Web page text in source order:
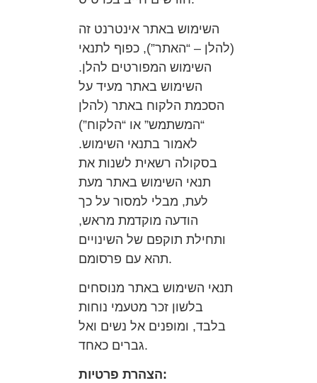
השימוש באתר אינטרנט זה
(להלן – “האתר”), כפוף לתנאי
השימוש המפורטים להלן.
השימוש באתר מעיד על
הסכמת הלקוח באתר (להלן
“המשתמש” או “הלקוח”)
לאמור בתנאי השימוש.
בסקולה רשאית לשנות את
תנאי השימוש באתר מעת
לעת, מבלי למסור על כך
הודעה מוקדמת מראש,
ותחילת תוקפם של השינויים
תהא עם פרסומם.
תנאי השימוש באתר מנוסחים
בלשון זכר מטעמי נוחות
בלבד, ומופנים אל נשים ואל
גברים כאחד.
הצהרת פרטיות: